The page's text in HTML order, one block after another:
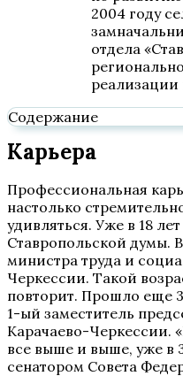
2004 году
отдела
реализации
Содержание
Карьера
Профессиональная
настолько
удивляться. Уже в 18
Ставропольской думы.
министра труда и
Черкессии. Такой
повторит. Прошло еще
1-ый заместитель
Карачаево-Черкессии.
все выше и выше, уже в
сенатором Совета